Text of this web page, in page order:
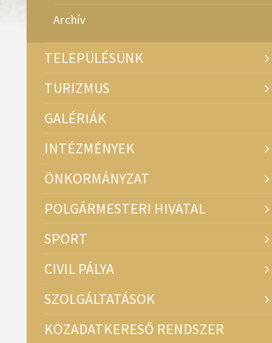
Archív
TELEPÜLÉSÜNK
TURIZMUS
GALÉRIÁK
INTÉZMÉNYEK
ÖNKORMÁNYZAT
POLGÁRMESTERI HIVATAL
SPORT
CIVIL PÁLYA
SZOLGÁLTATÁSOK
KÖZADATKERESŐ RENDSZER